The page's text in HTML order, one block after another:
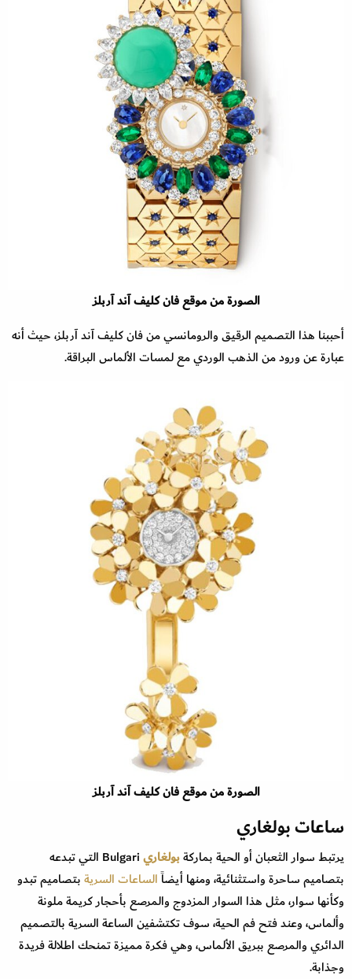
الصورة من موقع فان كليف آند آربلز
أحببنا هذا التصميم الرقيق والرومانسي من فان كليف آند آربلز، حيث أنه
عبارة عن ورود من الذهب الوردي مع لمسات الألماس البراقة.
الصورة من موقع فان كليف آند آربلز
ساعات بولغاري
يرتبط سوار الثعبان أو الحية بماركةبولغاري
Bulgari التي تبدعه
بتصاميم ساحرة واستثنائية، ومنها أيضاًالساعات السريةبتصاميم تبدو
وكأنها سوار، مثل هذا السوار المزدوج والمرصع بأحجار كريمة ملونة
وألماس، وعند فتح فم الحية، سوف تكتشفين الساعة السرية بالتصميم
الدائري والمرصع ببريق الألماس، وهي فكرة مميزة تمنحك اطلالة فريدة
وجذابة.